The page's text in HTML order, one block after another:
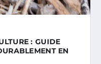
: GUIDE
EN